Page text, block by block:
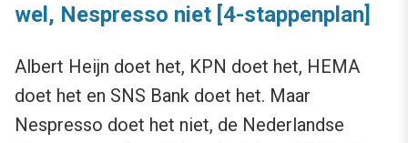
wel, Nespresso niet [4-stappenplan]
Albert Heijn doet het, KPN doet het, HEMA
doet het en SNS Bank doet het. Maar
Nespresso doet het niet, de Nederlandse